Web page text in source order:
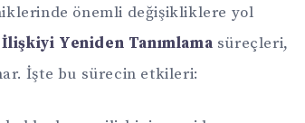
önemli değişikliklere yol
İlişkiyi Yeniden Tanımlama süreçleri,
İşte bu sürecin etkileri: